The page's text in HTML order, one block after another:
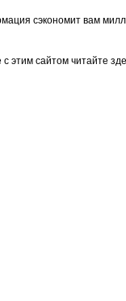
сэкономит вам
с этим сайтом читайте